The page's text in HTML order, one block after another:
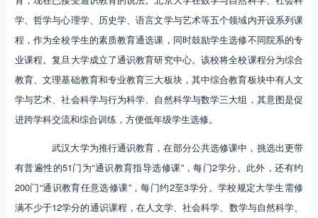
学、哲学与心理学、历史学、语言文学与艺术等五个领域内开设系列课
程，作为全校学生的素质教育通选课，同时鼓励学生选修不同院系的专
业课程。复旦大学成立了通识教育研究中心。该校将全校课程分为综合
教育、文理基础教育和专业教育三大板块，其中综合教育板块中有人文
学与艺术、社会科学与行为科学、自然科学与数学三大组，其意图是促
进跨学科交流和综合训练，方便低年级学生选修。
武汉大学为推行通识教育，在部分公共选修课中，挑选出更带
有普遍性的51门为“通识教育指导选修课”，每门2学分。此外，还有约
200门“通识教育任意选修课”，每门约2至3学分。学校规定大学生需修
满不少于12学分的通识课程，在人文学、社会科学、数学与自然科学、